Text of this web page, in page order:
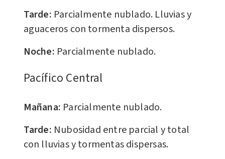
Tarde: Parcialmente nublado. Lluvias y
aguaceros con tormenta dispersos.
Noche: Parcialmente nublado.
Pacífico Central
Mañana: Parcialmente nublado.
Tarde: Nubosidad entre parcial y total
con lluvias y tormentas dispersas.